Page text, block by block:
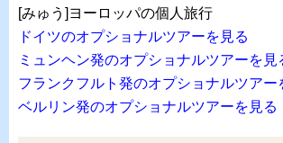
[みゅう]ヨーロッパの個人旅行
ドイツのオプショナルツアーを見る
ミュンヘン発のオプショナルツアーを見
フランクフルト発のオプショナルツアー
ベルリン発のオプショナルツアーを見る